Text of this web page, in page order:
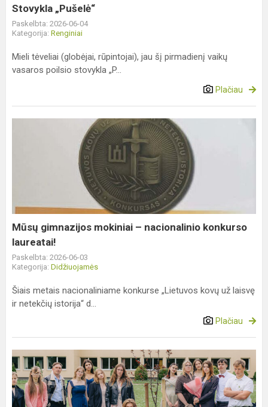
Stovykla „Pušelė“
Paskelbta: 2026-06-04
Kategorija: Renginiai
Mieli tėveliai (globėjai, rūpintojai), jau šį pirmadienį vaikų
vasaros poilsio stovykla „P...
Plačiau
laureatai!
Mūsų gimnazijos mokiniai – nacionalinio konkurso
laureatai!
Paskelbta: 2026-06-03
Kategorija: Didžiuojamės
Šiais metais nacionaliniame konkurse „Lietuvos kovų už laisvę
ir netekčių istorija“ d...
Plačiau
XXXI
laidos
abiturientams
nuskambėjo